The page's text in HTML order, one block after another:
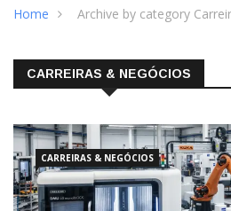
Home Archive by category
CARREIRAS & NEGÓCIOS
CARREIRAS & NEGÓCIOS